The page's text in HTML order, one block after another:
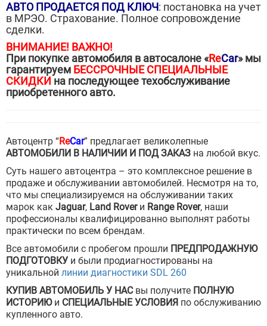
АВТО ПРОДАЕТСЯ ПОД КЛЮЧ: постановка на учет
в МРЭО. Страхование. Полное сопровождение
сделки.
ВНИМАНИЕ! ВАЖНО!
При покупке автомобиля в автосалоне «ReCar» мы
гарантируем БЕССРОЧНЫЕ СПЕЦИАЛЬНЫЕ
СКИДКИ на последующее техобслуживание
приобретенного авто.
Автоцентр “ReCar” предлагает великолепные
АВТОМОБИЛИ В НАЛИЧИИ И ПОД ЗАКАЗ на любой вкус.
Суть нашего автоцентра – это комплексное решение в
продаже и обслуживании автомобилей. Несмотря на то,
что мы специализируемся на обслуживании таких
марок как Jaguar, Land Roverи Range Rover, наши
профессионалы квалифицированно выполнят работы
практически по всем брендам.
Все автомобили с пробегом прошли ПРЕДПРОДАЖНУЮ
ПОДГОТОВКУ и были продиагностированы на
уникальной линии диагностики SDL 260
КУПИВ АВТОМОБИЛЬ У НАС вы получите ПОЛНУЮ
ИСТОРИЮи СПЕЦИАЛЬНЫЕ УСЛОВИЯ по обслуживанию
купленного авто.